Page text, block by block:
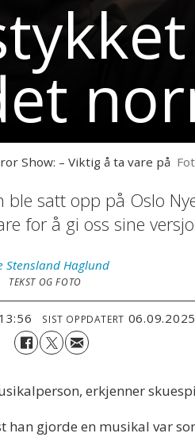
Show: – Viktig å ta vare på
satt opp på Oslo
for å gi oss sine
Stensland Haglund
TEKST OG FOTO
SIST OPPDATERT
erkjenner
gjorde en musikal var